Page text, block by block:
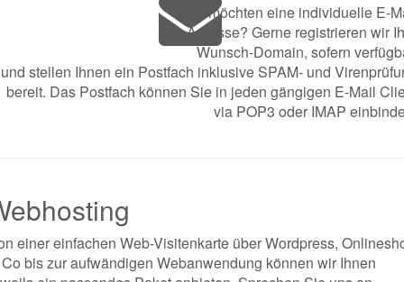
Sie möchten eine individuelle E-
Adresse? Gerne registrieren wir
Wunsch-Domain, sofern
und stellen Ihnen ein Postfach inklusive SPAM- und
bereit. Das Postfach können Sie in jeden gängigen E-Mail
via POP3 oder IMAP
einer einfachen Web-Visitenkarte über Wordpress,
bis zur aufwändigen Webanwendung können wir Ihnen